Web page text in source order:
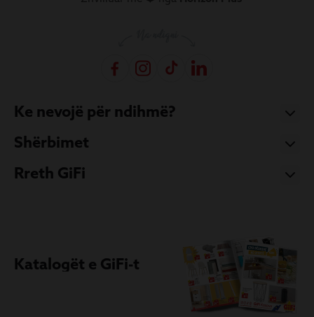
Ke nevojë për ndihmë?
Shërbimet
Rreth GiFi
Katalogët e GiFi-t